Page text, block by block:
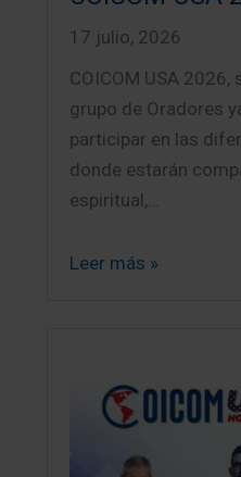
17 julio, 2026
COICOM USA 2026,
grupo de Oradores
participar en las
donde estarán
espiritual,…
Leer más »